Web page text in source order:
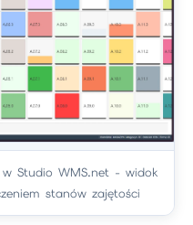
Studio WMS.net - widok
stanów zajętości